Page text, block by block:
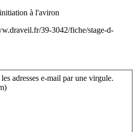
à l'aviron
39-3042/fiche/stage-d-
les adresses e-mail par une virgule.